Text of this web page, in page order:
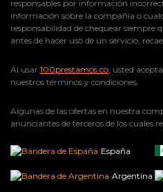
responsables por información
información sobre la compañía o
responsabilidad de chequear siempre
antes de hacer uso de un servicio,
Al usar 100prestamos.co, usted
nuestros términos y condiciones.
Algunas de las ofertas en nuestra
anunciantes de terceros de los cuales
España
Argentina